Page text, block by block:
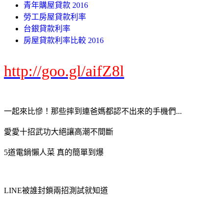
青年購屋貸款 2016
勞工房屋貸款利率
台銀貸款利率
房屋貸款利率比較 2016
http://goo.gl/aifZ8l
一起來比慘！那些摔到連爸媽都認不出來的手機們...
愛愛十招武功大絕讓高潮不間斷
5道電鍋懶人菜 真的簡單到爆
LINE被誰封鎖兩招測試就知道